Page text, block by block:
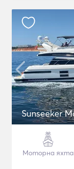
Sunseeker
Моторна яхта